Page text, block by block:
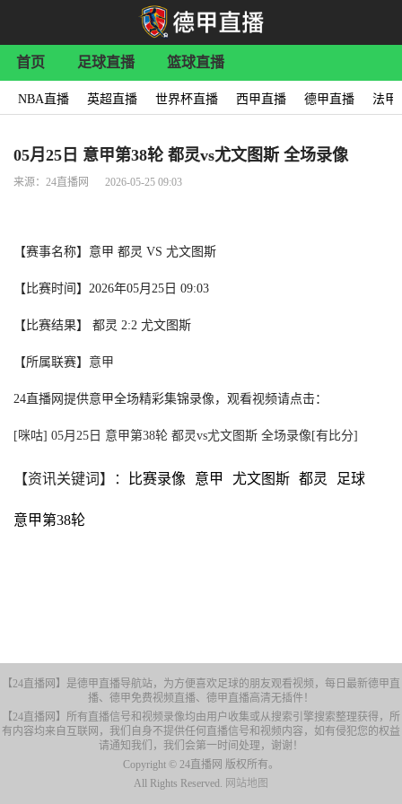
首页 足球直播 篮球直播
NBA直播 英超直播 世界杯直播 西甲直播 德甲直播 法甲
05月25日 意甲第38轮 都灵vs尤文图斯 全场录像
来源：24直播网 2026-05-25 09:03
【赛事名称】意甲 都灵 VS 尤文图斯
【比赛时间】2026年05月25日 09:03
【比赛结果】 都灵 2:2 尤文图斯
【所属联赛】 意甲
24直播网提供意甲全场精彩集锦录像，观看视频请点击：
[咪咕] 05月25日 意甲第38轮 都灵vs尤文图斯 全场录像[有比分]
【资讯关键词】： 比赛录像 意甲 尤文图斯 都灵 足球
意甲第38轮
【24直播网】是德甲直播导航站，为方便喜欢足球的朋友观看视频，每日最新德甲直
播、德甲免费视频直播、德甲直播高清无插件！
【24直播网】所有直播信号和视频录像均由用户收集或从搜索引擎搜索整理获得，所
有内容均来自互联网，我们自身不提供任何直播信号和视频内容，如有侵犯您的权益
请通知我们，我们会第一时间处理，谢谢！
Copyright © 24直播网 版权所有。
All Rights Reserved. 网站地图